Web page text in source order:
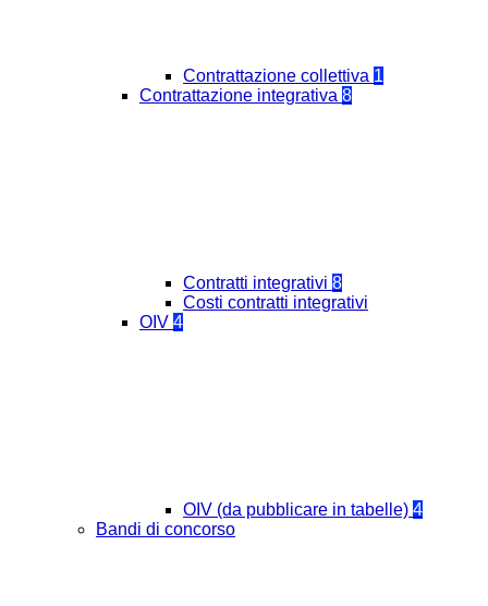
Contrattazione collettiva 1
Contrattazione integrativa 8
Contratti integrativi 8
Costi contratti integrativi
OIV 4
OIV (da pubblicare in tabelle) 4
Bandi di concorso